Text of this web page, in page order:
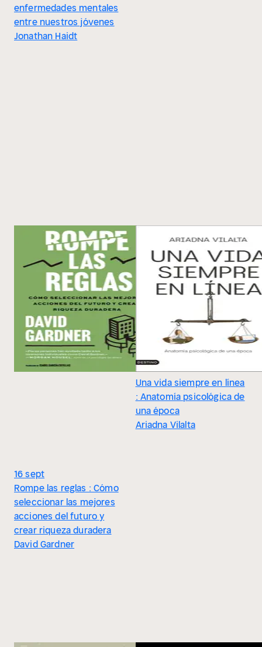
enfermedades mentales
entre nuestros jóvenes
Jonathan Haidt
16 sept
Rompe las reglas : Cómo
seleccionar las mejores
acciones del futuro y
crear riqueza duradera
David Gardner
Una vida siempre en línea
: Anatomía psicológica de
una época
Ariadna Vilalta